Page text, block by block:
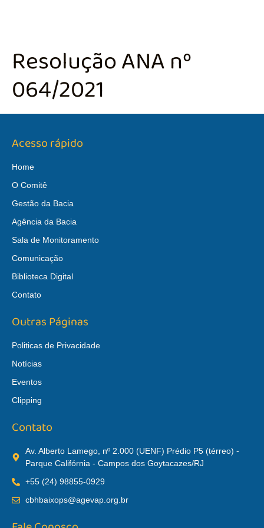
Resolução ANA nº
064/2021
Acesso rápido
Home
O Comitê
Gestão da Bacia
Agência da Bacia
Sala de Monitoramento
Comunicação
Biblioteca Digital
Contato
Outras Páginas
Politicas de Privacidade
Notícias
Eventos
Clipping
Contato
Av. Alberto Lamego, nº 2.000 (UENF) Prédio P5 (térreo) -
Parque Califórnia - Campos dos Goytacazes/RJ
+55 (24) 98855-0929
cbhbaixops@agevap.org.br